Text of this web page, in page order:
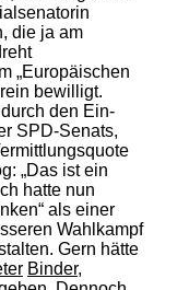
die ja am
„Europäischen
bewilligt.
den Ein-
SPD-Senats,
„Das ist ein
hatte nun
als einer
Wahlkampf
Gern hätte
Binder,